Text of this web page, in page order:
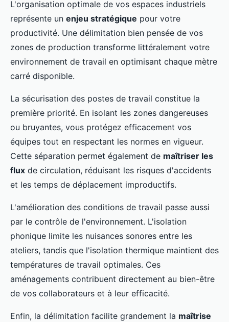
L'organisation optimale de vos espaces industriels
représente un enjeu stratégique pour votre
productivité. Une délimitation bien pensée de vos
zones de production transforme littéralement votre
environnement de travail en optimisant chaque mètre
carré disponible.
La sécurisation des postes de travail constitue la
première priorité. En isolant les zones dangereuses
ou bruyantes, vous protégez efficacement vos
équipes tout en respectant les normes en vigueur.
Cette séparation permet également de maîtriser les
flux de circulation, réduisant les risques d'accidents
et les temps de déplacement improductifs.
L'amélioration des conditions de travail passe aussi
par le contrôle de l'environnement. L'isolation
phonique limite les nuisances sonores entre les
ateliers, tandis que l'isolation thermique maintient des
températures de travail optimales. Ces
aménagements contribuent directement au bien-être
de vos collaborateurs et à leur efficacité.
Enfin, la délimitation facilite grandement la maîtrise